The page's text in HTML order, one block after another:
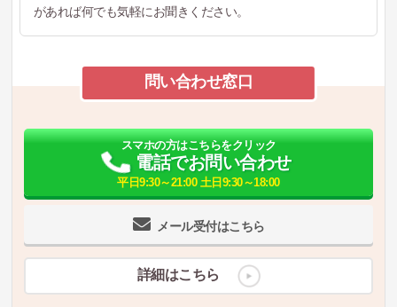
があれば何でも気軽にお聞きください。
問い合わせ窓口
メール受付はこちら
スマホの方はこちらをクリック
電話でお問い合わせ
平日9:30～21:00 土日9:30～18:00
詳細はこちら